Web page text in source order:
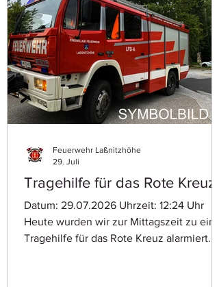
Tragehilfe für das Rote Kreuz
Datum: 29.07.2026 Uhrzeit: 12:24 Uhr
Heute wurden wir zur Mittagszeit zu einer
Tragehilfe für das Rote Kreuz alarmiert.
Feuerwehr Laßnitzhöhe
29. Juli